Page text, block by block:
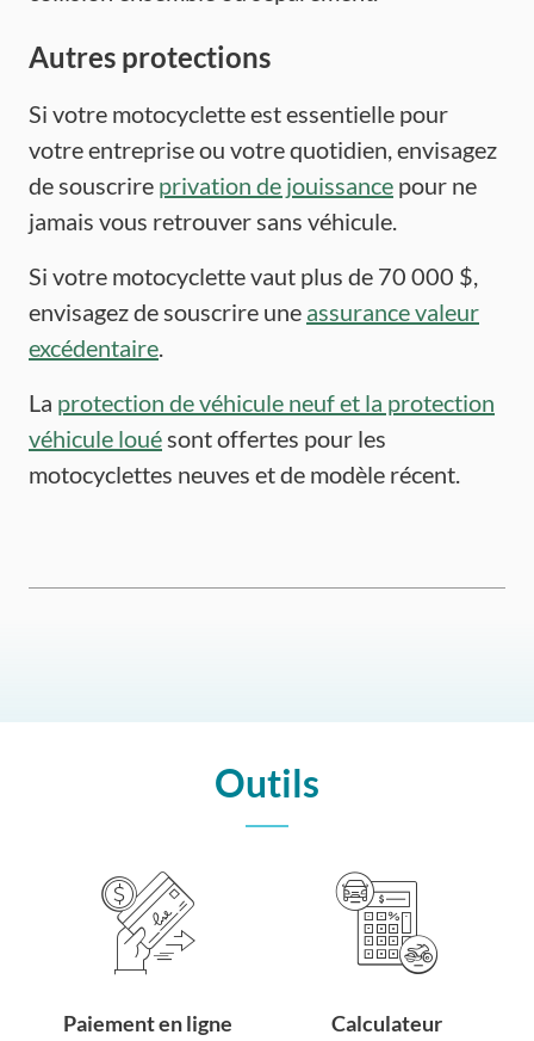
Autres protections
Si votre motocyclette est essentielle pour
votre entreprise ou votre quotidien, envisagez
de souscrire privation de jouissance pour ne
jamais vous retrouver sans véhicule.
Si votre motocyclette vaut plus de 70 000 $,
envisagez de souscrire une assurance valeur
excédentaire.
La protection de véhicule neuf et la protection
véhicule louésont offertes pour les
motocyclettes neuves et de modèle récent.
Outils
Paiement en ligne
Calculateur